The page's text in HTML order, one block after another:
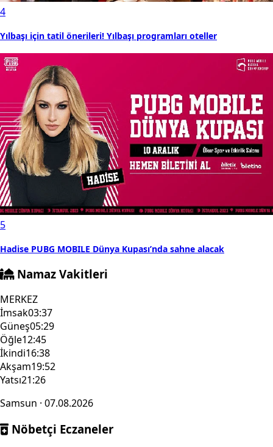
4
Yılbaşı için tatil önerileri! Yılbaşı programları oteller
5
Hadise PUBG MOBILE Dünya Kupası’nda sahne alacak
Namaz Vakitleri
MERKEZ
İmsak03:37
Güneş05:29
Öğle12:45
İkindi16:38
Akşam19:52
Yatsı21:26
Samsun · 07.08.2026
Nöbetçi Eczaneler